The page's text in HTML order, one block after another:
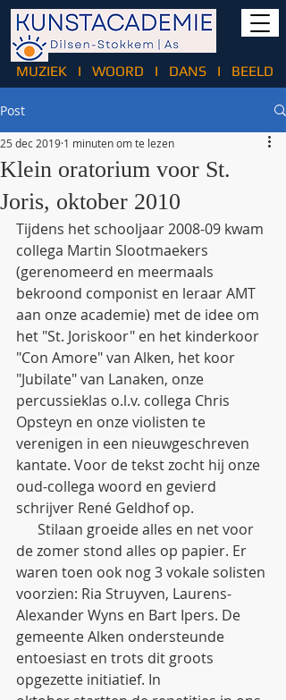
MUZIEK I WOORD I DANS I BEELD
Post
Klein oratorium voor St.
Joris, oktober 2010
25 dec 2019 1 minuten om te lezen
Tijdens het schooljaar 2008-09 kwam
collega Martin Slootmaekers
(gerenomeerd en meermaals
bekroond componist en leraar AMT
aan onze academie) met de idee om
het "St. Joriskoor" en het kinderkoor
"Con Amore" van Alken, het koor
"Jubilate" van Lanaken, onze
percussieklas o.l.v. collega Chris
Opsteyn en onze violisten te
verenigen in een nieuwgeschreven
kantate. Voor de tekst zocht hij onze
oud-collega woord en gevierd
schrijver René Geldhof op.
Stilaan groeide alles en net voor
de zomer stond alles op papier. Er
waren toen ook nog 3 vokale solisten
voorzien: Ria Struyven, Laurens-
Alexander Wyns en Bart Ipers. De
gemeente Alken ondersteunde
entoesiast en trots dit groots
opgezette initiatief. In